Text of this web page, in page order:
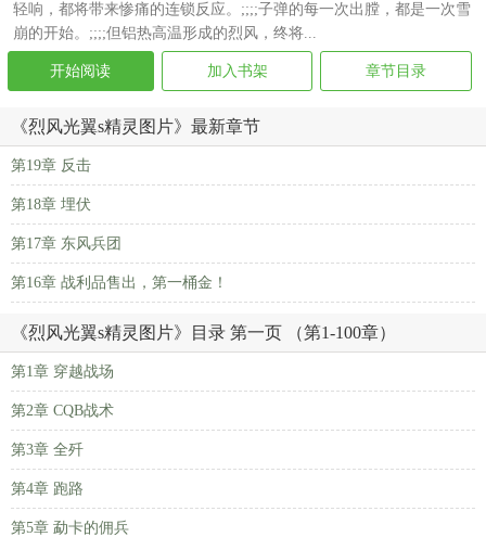
轻响，都将带来惨痛的连锁反应。;;;;子弹的每一次出膛，都是一次雪
崩的开始。;;;;但铝热高温形成的烈风，终将...
开始阅读 加入书架 章节目录
《烈风光翼s精灵图片》最新章节
第19章 反击
第18章 埋伏
第17章 东风兵团
第16章 战利品售出，第一桶金！
《烈风光翼s精灵图片》目录 第一页 （第1-100章）
第1章 穿越战场
第2章 CQB战术
第3章 全歼
第4章 跑路
第5章 勐卡的佣兵